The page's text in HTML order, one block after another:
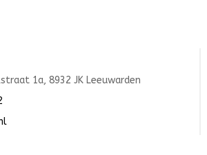
1a, 8932 JK Leeuwarden